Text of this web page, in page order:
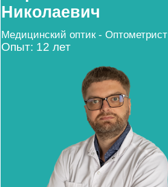
Николаевич
Медицинский оптик - Оптометрист
Опыт: 12 лет